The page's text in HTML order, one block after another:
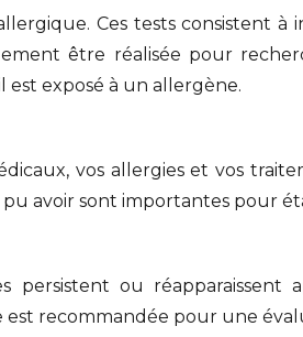
Ces tests consistent
être réalisée pour
est exposé à un allergène.
vos allergies et vos
avoir sont importantes pour
ou réapparaissent
recommandée pour une